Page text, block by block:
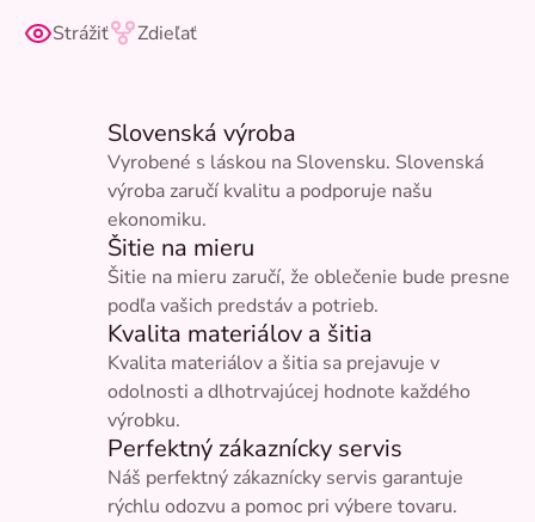
Strážiť Zdieľať
Slovenská výroba
Vyrobené s láskou na Slovensku. Slovenská
výroba zaručí kvalitu a podporuje našu
ekonomiku.
Šitie na mieru
Šitie na mieru zaručí, že oblečenie bude presne
podľa vašich predstáv a potrieb.
Kvalita materiálov a šitia
Kvalita materiálov a šitia sa prejavuje v
odolnosti a dlhotrvajúcej hodnote každého
výrobku.
Perfektný zákaznícky servis
Náš perfektný zákaznícky servis garantuje
rýchlu odozvu a pomoc pri výbere tovaru.